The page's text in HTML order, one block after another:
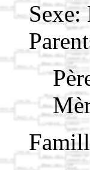
Sexe: